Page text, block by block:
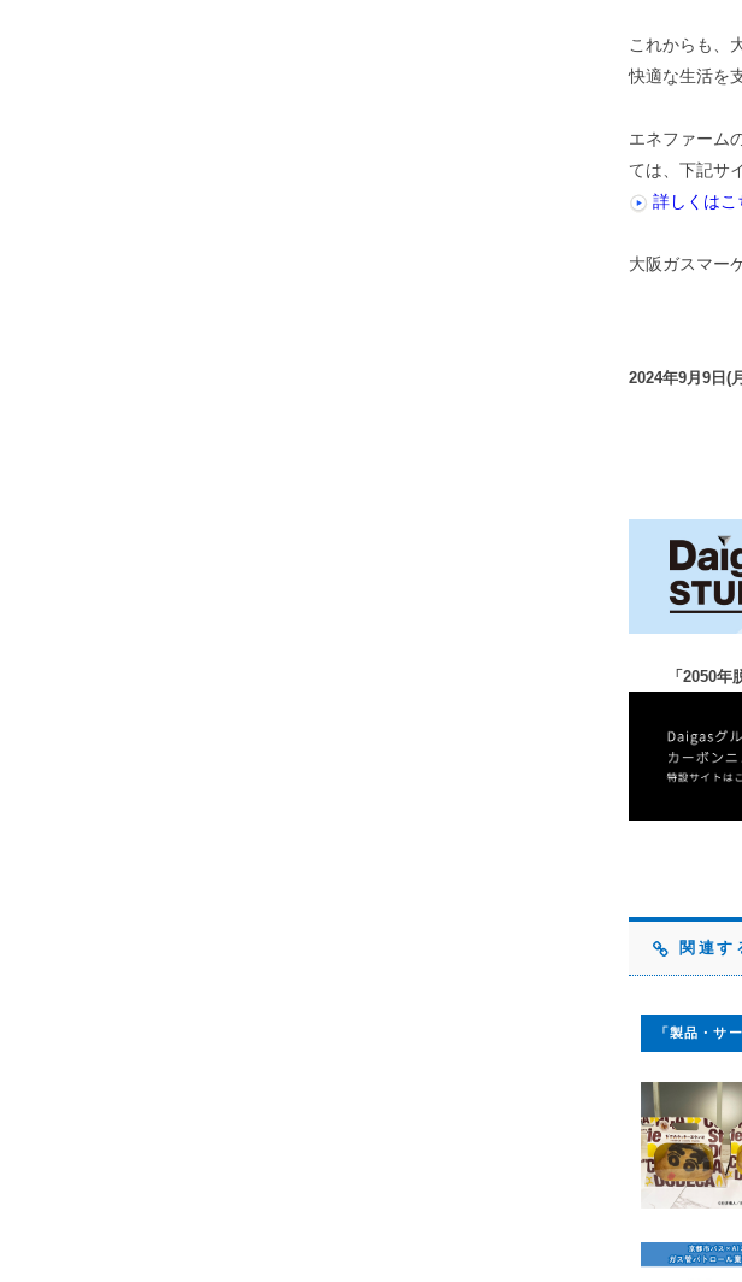
これからも、
快適な生活を
エネファーム
ては、下記サ
詳しくはこ
大阪ガスマー
2024年9月9日(
「2050
関連す
「製品・サ